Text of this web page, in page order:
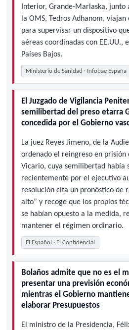
Interior, Grande-Marlaska,
la OMS, Tedros Adhanom,
para supervisar un dispositivo
aéreas coordinadas con EE.UU.,
Países Bajos.
Ministerio de Sanidad · Infobae España
El Juzgado de Vigilancia
semilibertad del preso etarra
concedida por el Gobierno
La juez Reyes Jimeno, de la
ordenado el reingreso en
Vicario, cuya semilibertad había
recientemente por el ejecutivo
resolución cita un pronóstico de
alto” y recoge que los propios
se habían opuesto a la medida,
mantener el régimen ordinario.
El Español · El Confidencial
Bolaños admite que no es el
presentar una previsión
mientras el Gobierno
elaborar Presupuestos
El ministro de la Presidencia,